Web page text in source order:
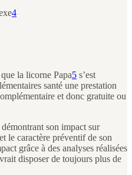
4
la licorne Papa5 s’est
santé une prestation
et donc gratuite ou
son impact sur
le caractère préventif de son
grâce à des analyses réalisées
disposer de toujours plus de